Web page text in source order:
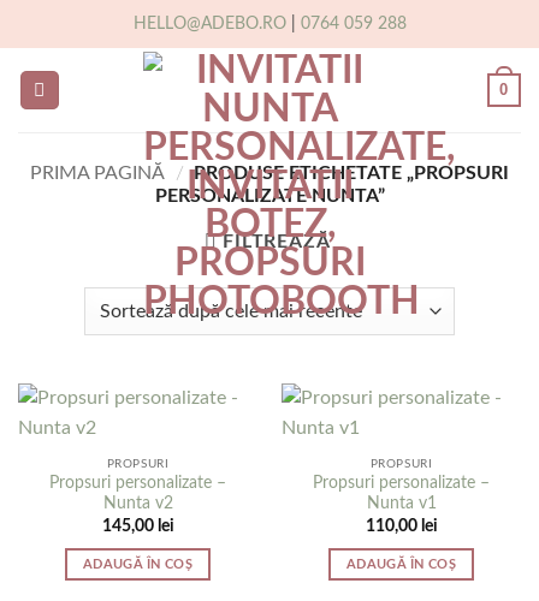
content
HELLO@ADEBO.RO| 0764 059 288
0
PRIMA PAGINĂ / PRODUSE ETICHETATE „PROPSURI
PERSONALIZATE NUNTA”
FILTREAZĂ
PROPSURI
Propsuri personalizate –
Nunta v2
145,00 lei
ADAUGĂ ÎN COȘ
PROPSURI
Propsuri personalizate –
Nunta v1
110,00 lei
ADAUGĂ ÎN COȘ